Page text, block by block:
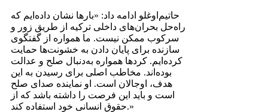
حاتیم‌اوغلو ادامه داد: «بارها نشان داده‌ایم که
راه‌حل بحران‌های داخلی ترکیه از طریق زور و
سرکوب ممکن نیست. ما همواره از گفتگوی
سازنده برای پایان دادن به خشونت‌ها حمایت
کرده‌ایم. کردها همواره به‌دنبال صلح و عدالت
بوده‌اند. مخاطب اصلی برای رسیدن به این
هدف، اوجالان است. او نماینده صدای صلح
است و باید این فرصت را داشته باشد که از
حقوق انسانی خود استفاده کند.»